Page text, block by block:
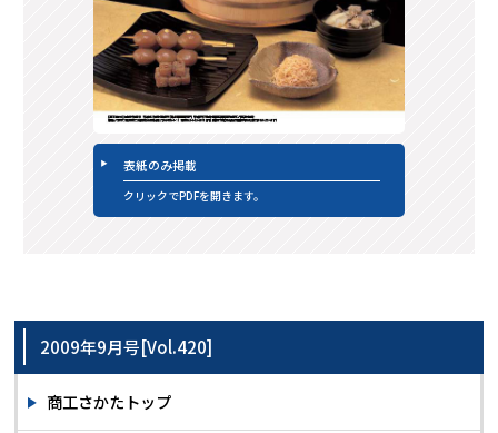
表紙のみ掲載
クリックでPDFを開きます。
2009年9月号[Vol.420]
商工さかたトップ